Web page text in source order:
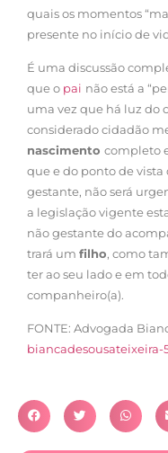
quais os momentos
presente no início de
É uma discussão
que o pai não está a
uma vez que há luz do
considerado cidadão
nascimento completo
que e do ponto de
gestante, não será
a legislação vigente
não gestante do
trará um filho, como
ter ao seu lado e em
companheiro(a).
FONTE: Advogada
biancadesousateixeira-